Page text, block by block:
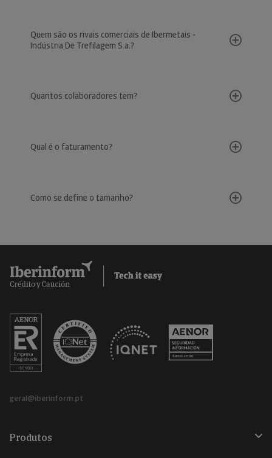
Quem são os rivais comerciais de Ibermetais -
Indústria De Trefilagem S.a.?
Quantos colaboradores tem?
Qual é o faturamento?
Como se define o tamanho?
geral@iberinform.pt
Produtos